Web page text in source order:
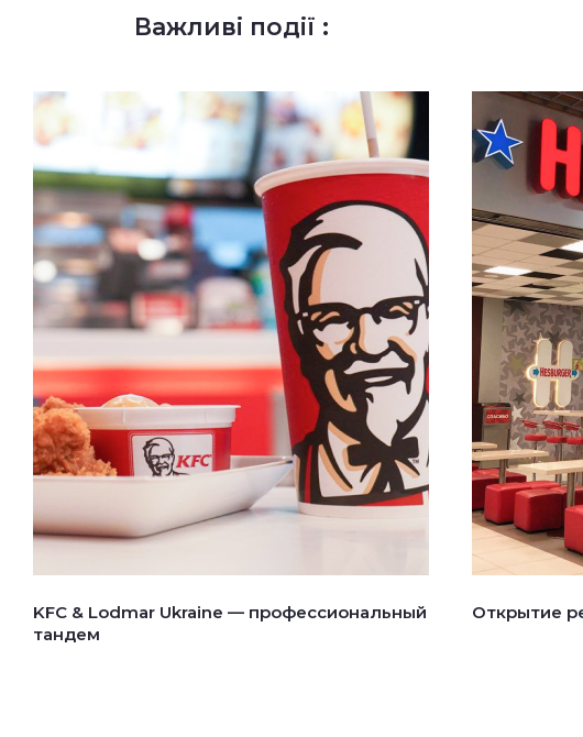
Важливі події :
KFC & Lodmar Ukraine — профессиональный
тандем
Открытие